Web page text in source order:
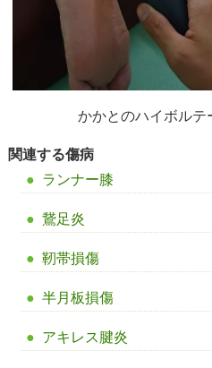
かかとのハイボルテ
関連する傷病
ランナー膝
鵞足炎
靭帯損傷
半月板損傷
アキレス腱炎